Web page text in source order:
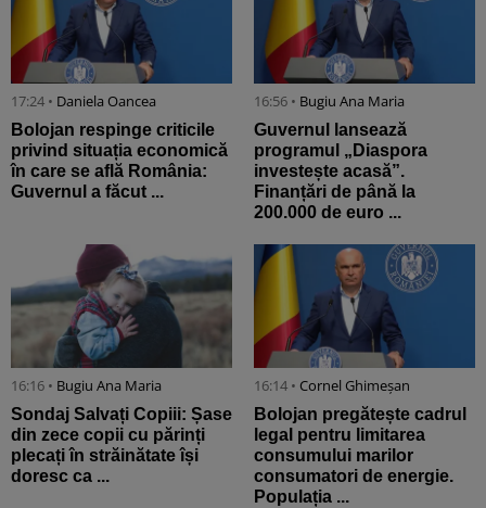
17:24 • Daniela Oancea
Bolojan respinge criticile
privind situația economică
în care se află România:
Guvernul a făcut ...
16:56 • Bugiu ⁠Ana Maria
Guvernul lansează
programul „Diaspora
investește acasă”.
Finanțări de până la
200.000 de euro ...
16:16 • Bugiu ⁠Ana Maria
Sondaj Salvați Copiii: Șase
din zece copii cu părinți
plecați în străinătate își
doresc ca ...
16:14 • Cornel Ghimeșan
Bolojan pregătește cadrul
legal pentru limitarea
consumului marilor
consumatori de energie.
Populația ...